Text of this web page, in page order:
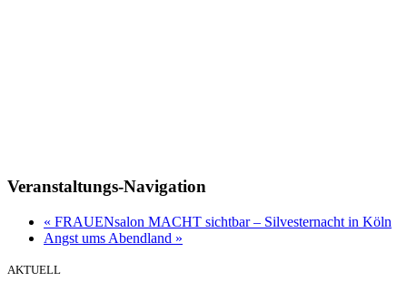
Veranstaltungs-Navigation
« FRAUENsalon MACHT sichtbar – Silvesternacht in Köln
Angst ums Abendland »
AKTUELL